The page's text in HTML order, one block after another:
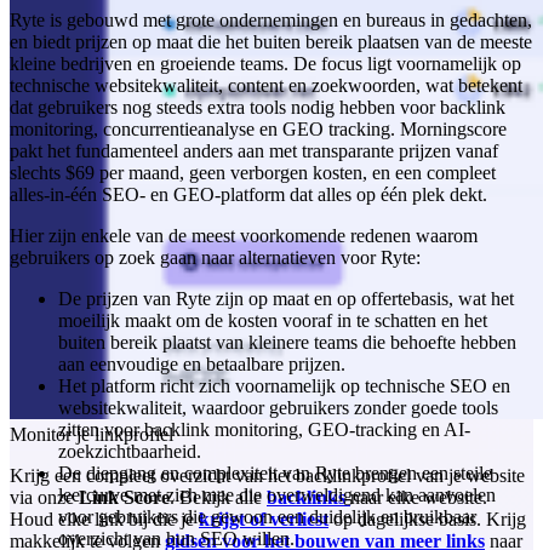
Monitor je linkprofiel
Krijg een compleet overzicht van het backlinkprofiel van je website
via onzeLink Score. Bekijk alle backlinks naar elke website.
Houd elke link bij die jekrijgt of verliestop dagelijkse basis. Krijg
makkelijk te volgengidsen voor het bouwen van meer links naar
Ryte is gebouwd met grote ondernemingen en bureaus in gedachten,
en biedt prijzen op maat die het buiten bereik plaatsen van de meeste
kleine bedrijven en groeiende teams. De focus ligt voornamelijk op
technische websitekwaliteit, content en zoekwoorden, wat betekent
dat gebruikers nog steeds extra tools nodig hebben voor backlink
monitoring, concurrentieanalyse en GEO tracking. Morningscore
pakt het fundamenteel anders aan met transparante prijzen vanaf
slechts $69 per maand, geen verborgen kosten, en een compleet
alles-in-één SEO- en GEO-platform dat alles op één plek dekt.
Hier zijn enkele van de meest voorkomende redenen waarom
gebruikers op zoek gaan naar alternatieven voor Ryte:
De prijzen van Ryte zijn op maat en op offertebasis, wat het
moeilijk maakt om de kosten vooraf in te schatten en het
buiten bereik plaatst van kleinere teams die behoefte hebben
aan eenvoudige en betaalbare prijzen.
Het platform richt zich voornamelijk op technische SEO en
websitekwaliteit, waardoor gebruikers zonder goede tools
zitten voor backlink monitoring, GEO-tracking en AI-
zoekzichtbaarheid.
De diepgang en complexiteit van Ryte brengen een steile
leercurve met zich mee die overweldigend kan aanvoelen
voor gebruikers die gewoon een duidelijk en bruikbaar
overzicht van hun SEO willen.